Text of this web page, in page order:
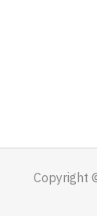
Copyright